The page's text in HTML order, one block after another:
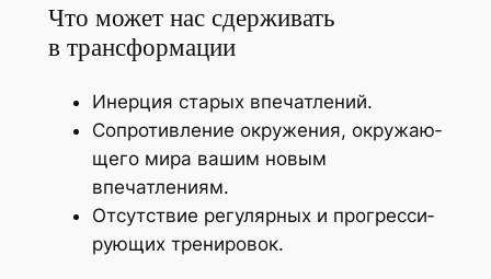
Что может нас сдерживать
в трансформации
Инер­ция ста­рых впечатлений.
Сопро­тив­ле­ние окру­же­ния, окру­жа­ю­
ще­го мира вашим новым
впечатлениям.
Отсут­ствие регу­ляр­ных и про­грес­си­
ру­ю­щих тренировок.